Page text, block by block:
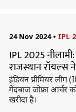
24 Nov 2024 • IPL
IPL 2025
राजस्थान रॉयल्स
इंडियन प्रीमियर लीग
गेंदबाज जोफ्रा आर्चर
खरीदा है।